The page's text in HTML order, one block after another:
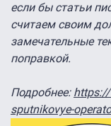
если бы статьи
считаем своим
замечательные
поправкой.
Подробнее:
sputnikovye-